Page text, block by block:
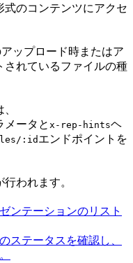
式のコンテンツにアクセ
ップロード時またはア
されているファイルの種
メータと x-rep-hintsヘ
:id エンドポイントを
われます。
ンテーションのリスト
ステータスを確認し、